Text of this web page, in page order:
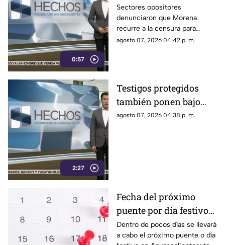
0:57
censura para ocultar
seńalamientos de
narcopolítica
Sectores opositores
denunciaron que Morena
recurre a la censura para
imponer su versión oficial y
agosto 07, 2026 04:42 p. m.
2:27
Testigos protegidos
también ponen bajo
presión a políticos en
agosto 07, 2026 04:38 p. m.
Fecha del próximo
puente por día festivo
2026 para trabajadores
y estudiantes en
Dentro de pocos días se llevará
a cabo el próximo puente o día